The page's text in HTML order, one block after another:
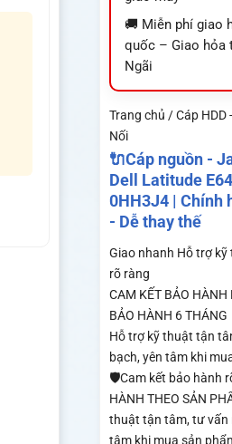
🚚 Miễn phí giao
quốc – Giao hỏa
Ngãi
Trang chủ / Cáp HDD
Nối
🔌Cáp nguồn -
Dell Latitude
0HH3J4 | Chính
- Dễ thay thế
Giao nhanh Hỗ trợ kỹ
rõ ràng
CAM KẾT BẢO HÀNH
BẢO HÀNH 6 THÁNG
Hỗ trợ kỹ thuật tận
bạch, yên tâm khi
🛡️Cam kết bảo hành
HÀNH THEO SẢN
thuật tận tâm, tư vấn